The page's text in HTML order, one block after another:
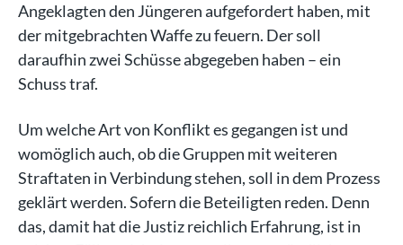
Angeklagten den Jüngeren aufgefordert haben, mit
der mitgebrachten Waffe zu feuern. Der soll
daraufhin zwei Schüsse abgegeben haben – ein
Schuss traf.
Um welche Art von Konflikt es gegangen ist und
womöglich auch, ob die Gruppen mit weiteren
Straftaten in Verbindung stehen, soll in dem Prozess
geklärt werden. Sofern die Beteiligten reden. Denn
das, damit hat die Justiz reichlich Erfahrung, ist in